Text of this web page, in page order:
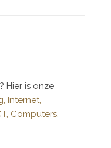
Hier is onze
Internet,
Computers,